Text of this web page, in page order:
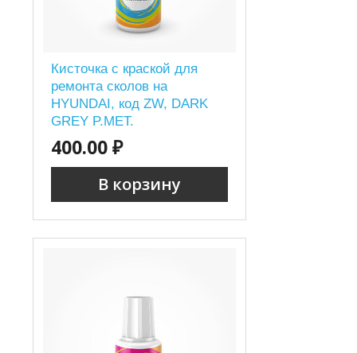
Кисточка с краской для
ремонта сколов на
HYUNDAI, код ZW, DARK
GREY P.MET.
400.00 ₽
В корзину